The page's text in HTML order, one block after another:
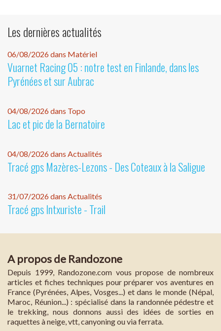
Les dernières actualités
06/08/2026 dans Matériel
Vuarnet Racing 05 : notre test en Finlande, dans les
Pyrénées et sur Aubrac
04/08/2026 dans Topo
Lac et pic de la Bernatoire
04/08/2026 dans Actualités
Tracé gps Mazères-Lezons - Des Coteaux à la Saligue
31/07/2026 dans Actualités
Tracé gps Intxuriste - Trail
A propos de Randozone
Depuis 1999, Randozone.com vous propose de nombreux
articles et fiches techniques pour préparer vos aventures en
France (Pyrénées, Alpes, Vosges...) et dans le monde (Népal,
Maroc, Réunion...) : spécialisé dans la randonnée pédestre et
le trekking, nous donnons aussi des idées de sorties en
raquettes à neige, vtt, canyoning ou via ferrata.